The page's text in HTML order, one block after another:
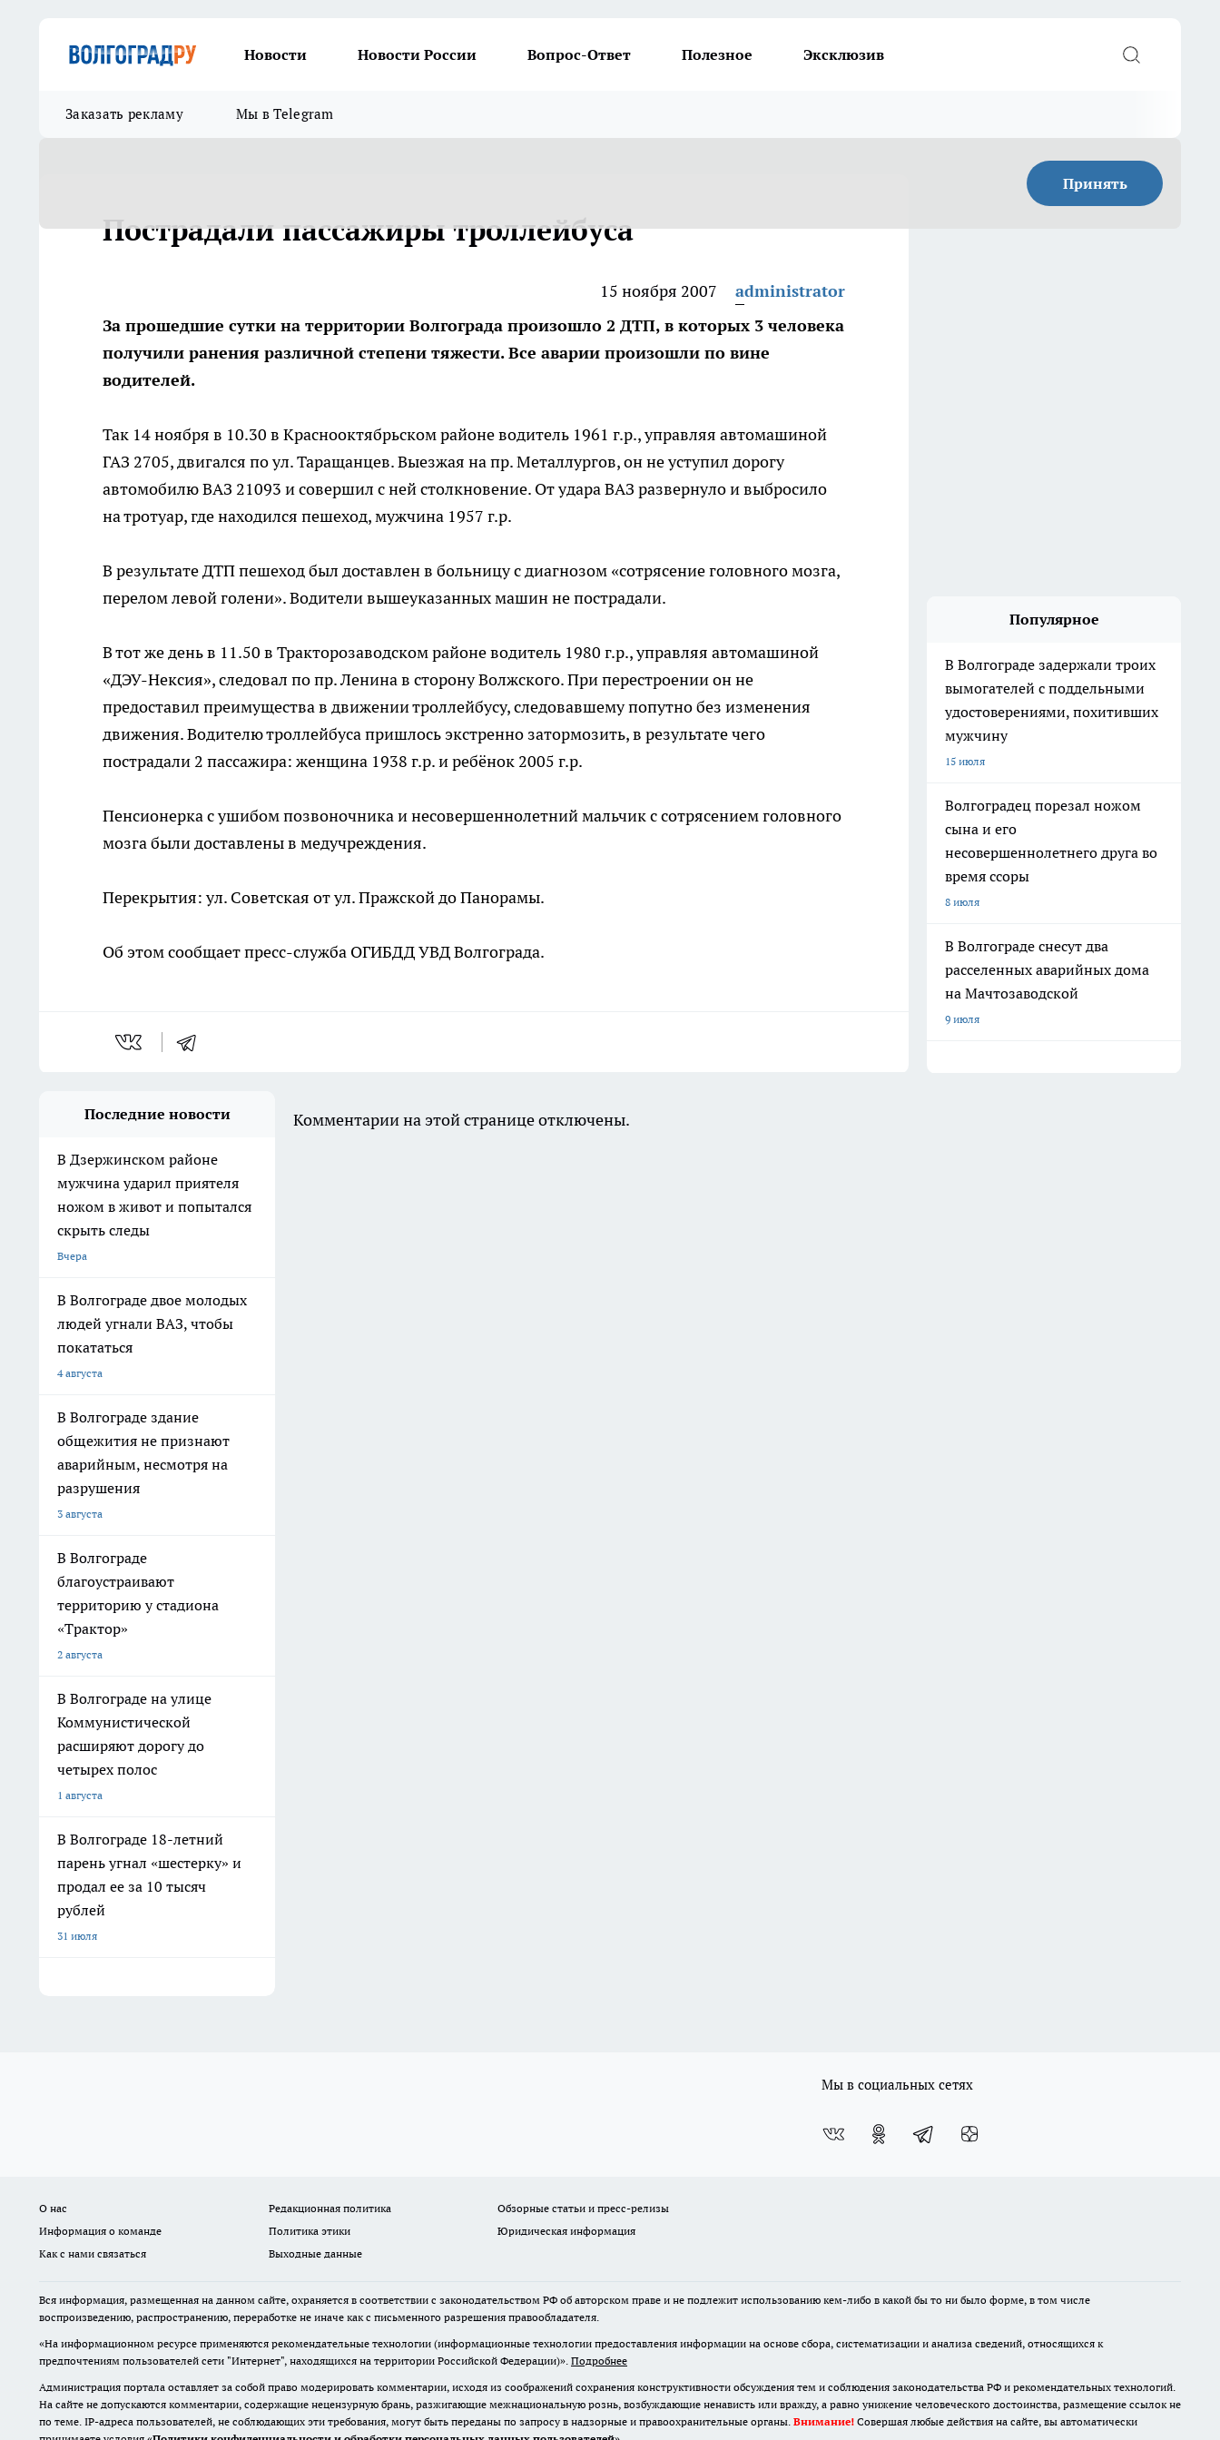
Новости Новости России Вопрос-Ответ Полезное Эксклюзив
Заказать рекламу Мы в Telegram
Принять
Пострадали пассажиры троллейбуса
15 ноября 2007
administrator
За прошедшие сутки на территории Волгограда произошло 2 ДТП, в которых 3 человека
получили ранения различной степени тяжести. Все аварии произошли по вине
водителей.
Так 14 ноября в 10.30 в Краснооктябрьском районе водитель 1961 г.р., управляя автомашиной
ГАЗ 2705, двигался по ул. Таращанцев. Выезжая на пр. Металлургов, он не уступил дорогу
автомобилю ВАЗ 21093 и совершил с ней столкновение. От удара ВАЗ развернуло и выбросило
на тротуар, где находился пешеход, мужчина 1957 г.р.
В результате ДТП пешеход был доставлен в больницу с диагнозом «сотрясение головного мозга,
перелом левой голени». Водители вышеуказанных машин не пострадали.
В тот же день в 11.50 в Тракторозаводском районе водитель 1980 г.р., управляя автомашиной
«ДЭУ-Нексия», следовал по пр. Ленина в сторону Волжского. При перестроении он не
предоставил преимущества в движении троллейбусу, следовавшему попутно без изменения
движения. Водителю троллейбуса пришлось экстренно затормозить, в результате чего
пострадали 2 пассажира: женщина 1938 г.р. и ребёнок 2005 г.р.
Пенсионерка с ушибом позвоночника и несовершеннолетний мальчик с сотрясением головного
мозга были доставлены в медучреждения.
Перекрытия: ул. Советская от ул. Пражской до Панорамы.
Об этом сообщает пресс-служба ОГИБДД УВД Волгограда.
Популярное
В Волгограде задержали троих
вымогателей с поддельными
удостоверениями, похитивших
мужчину
15 июля
Волгоградец порезал ножом
сына и его
несовершеннолетнего друга во
время ссоры
8 июля
В Волгограде снесут два
расселенных аварийных дома
на Мачтозаводской
9 июля
Последние новости
В Дзержинском районе
мужчина ударил приятеля
ножом в живот и попытался
скрыть следы
Вчера
В Волгограде двое молодых
людей угнали ВАЗ, чтобы
покататься
4 августа
В Волгограде здание
общежития не признают
аварийным, несмотря на
разрушения
3 августа
В Волгограде
благоустраивают
территорию у стадиона
«Трактор»
2 августа
В Волгограде на улице
Коммунистической
расширяют дорогу до
четырех полос
1 августа
В Волгограде 18-летний
парень угнал «шестерку» и
продал ее за 10 тысяч
рублей
31 июля
Комментарии на этой странице отключены.
Мы в социальных сетях
О нас Редакционная политика
Обзорные статьи и пресс-релизы
Информация о команде
Политика этики
Юридическая информация
Как с нами связаться
Выходные данные
Вся информация, размещенная на данном сайте, охраняется в соответствии с законодательством РФ об авторском праве и не подлежит использованию кем-либо в какой бы то ни было форме, в том числе
воспроизведению, распространению, переработке не иначе как с письменного разрешения правообладателя.
«На информационном ресурсе применяются рекомендательные технологии (информационные технологии предоставления информации на основе сбора, систематизации и анализа сведений, относящихся к
предпочтениям пользователей сети "Интернет", находящихся на территории Российской Федерации)». Подробнее
Администрация портала оставляет за собой право модерировать комментарии, исходя из соображений сохранения конструктивности обсуждения тем и соблюдения законодательства РФ и рекомендательных технологий.
На сайте не допускаются комментарии, содержащие нецензурную брань, разжигающие межнациональную рознь, возбуждающие ненависть или вражду, а равно унижение человеческого достоинства, размещение ссылок не
по теме. IP-адреса пользователей, не соблюдающих эти требования, могут быть переданы по запросу в надзорные и правоохранительные органы. Внимание! Совершая любые действия на сайте, вы автоматически